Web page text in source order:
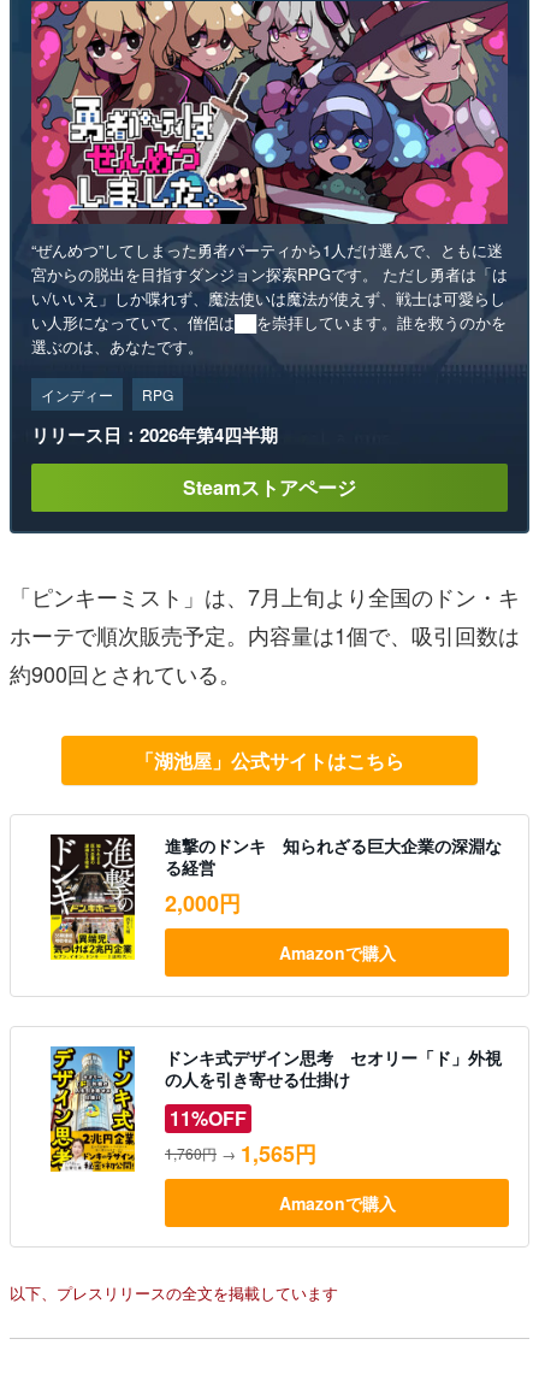
“ぜんめつ”してしまった勇者パーティから1人だけ選んで、ともに迷
宮からの脱出を目指すダンジョン探索RPGです。 ただし勇者は「は
い/いいえ」しか喋れず、魔法使いは魔法が使えず、戦士は可愛らし
い人形になっていて、僧侶は██を崇拝しています。誰を救うのかを
選ぶのは、あなたです。
インディー RPG
リリース日：2026年第4四半期
Steamストアページ
「ピンキーミスト」は、7月上旬より全国のドン・キ
ホーテで順次販売予定。内容量は1個で、吸引回数は
約900回とされている。
「湖池屋」公式サイトはこちら
進撃のドンキ 知られざる巨大企業の深淵な
る経営
2,000円
Amazonで購入
ドンキ式デザイン思考 セオリー「ド」外視
の人を引き寄せる仕掛け
11%OFF
1,760円 → 1,565円
Amazonで購入
以下、プレスリリースの全文を掲載しています